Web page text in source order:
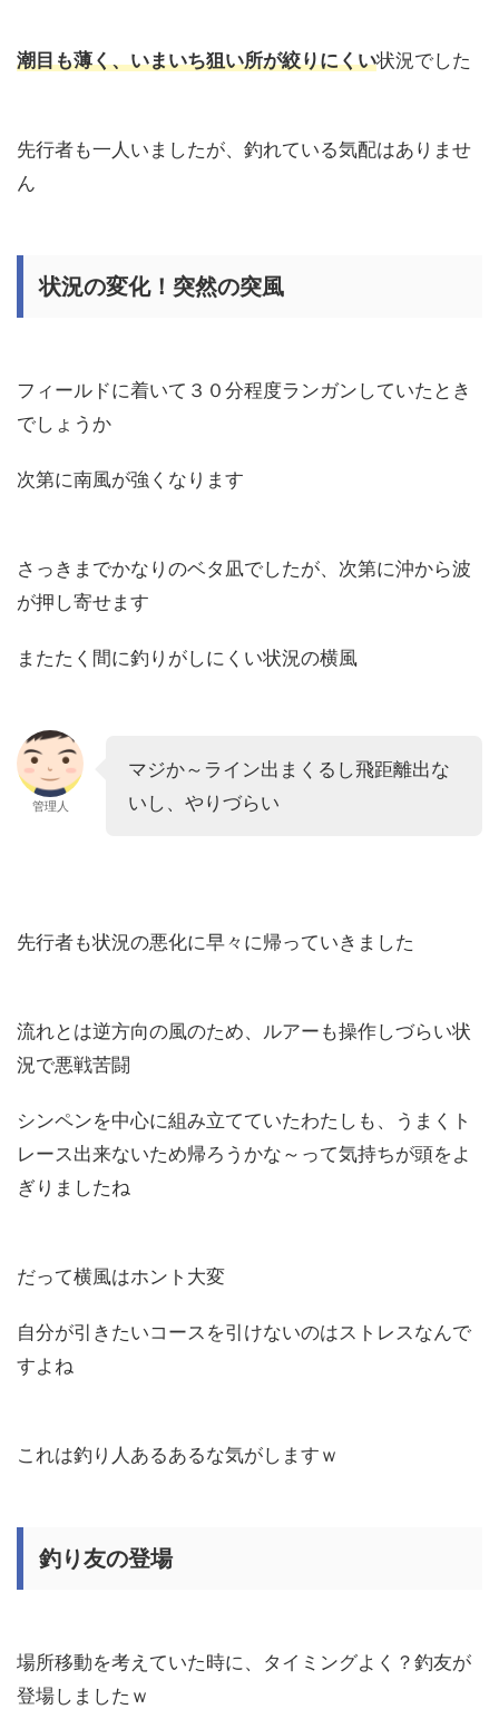
潮目も薄く、いまいち狙い所が絞りにくい状況でした
先行者も一人いましたが、釣れている気配はありませ
ん
状況の変化！突然の突風
フィールドに着いて３０分程度ランガンしていたとき
でしょうか
次第に南風が強くなります
さっきまでかなりのベタ凪でしたが、次第に沖から波
が押し寄せます
またたく間に釣りがしにくい状況の横風
管理人
マジか～ライン出まくるし飛距離出な
いし、やりづらい
先行者も状況の悪化に早々に帰っていきました
流れとは逆方向の風のため、ルアーも操作しづらい状
況で悪戦苦闘
シンペンを中心に組み立てていたわたしも、うまくト
レース出来ないため帰ろうかな～って気持ちが頭をよ
ぎりましたね
だって横風はホント大変
自分が引きたいコースを引けないのはストレスなんで
すよね
これは釣り人あるあるな気がしますｗ
釣り友の登場
場所移動を考えていた時に、タイミングよく？釣友が
登場しましたｗ